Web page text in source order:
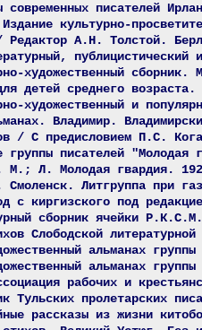
современных писателей
культурно-
А.Н. Толстой.
художественный
детей среднего
художественный и
Владимир.
/ С предисловием П.С.
группы писателей
М.; Л. Молодая гвардия.
Смоленск. Литгруппа при
с киргизского под
сборник ячейки
Слободской
альманах
альманах
рабочих и
Тульских пролетарских
рассказы из жизни